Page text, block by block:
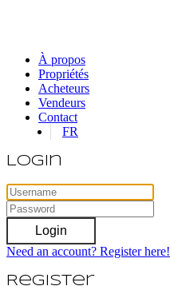
À propos
Propriétés
Acheteurs
Vendeurs
Contact
FR
Login
Login
Need an account? Register here!
Register